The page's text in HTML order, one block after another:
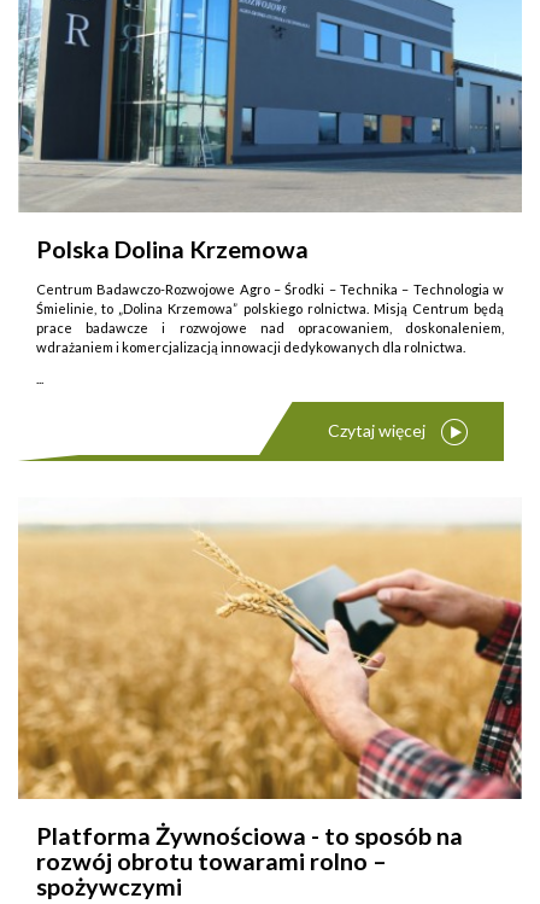
Polska Dolina Krzemowa
Centrum Badawczo-Rozwojowe Agro – Środki – Technika – Technologia w
Śmielinie, to „Dolina Krzemowa” polskiego rolnictwa. Misją Centrum będą
prace badawcze i rozwojowe nad opracowaniem, doskonaleniem,
wdrażaniem i komercjalizacją innowacji dedykowanych dla rolnictwa.
Czytaj więcej
Platforma Żywnościowa - to sposób na
rozwój obrotu towarami rolno –
spożywczymi